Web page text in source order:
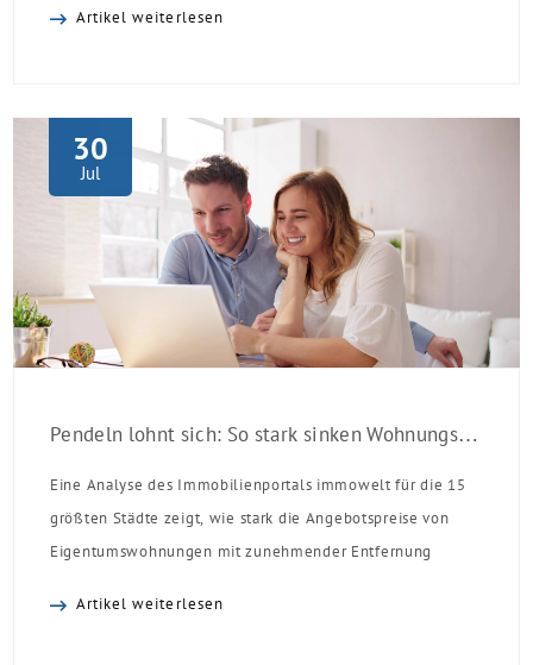
Einzelmaßnahmen […]
Artikel weiterlesen
30
Jul
Pendeln lohnt sich: So stark sinken Wohnungspreise im Umland
Eine Analyse des Immobilienportals immowelt für die 15
größten Städte zeigt, wie stark die Angebotspreise von
Eigentumswohnungen mit zunehmender Entfernung
Artikel weiterlesen